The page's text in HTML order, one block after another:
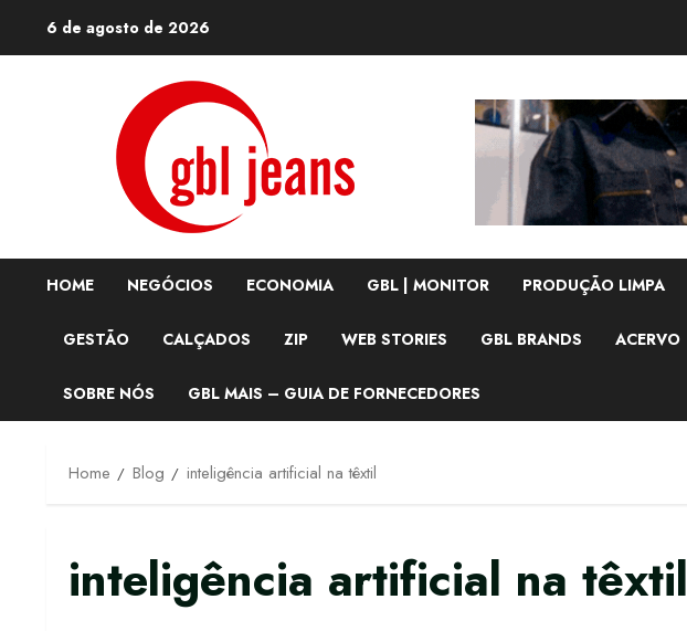
6 de agosto de 2026
HOME NEGÓCIOS ECONOMIA GBL | MONITOR PRODUÇÃO LIMPA
GESTÃO CALÇADOS ZIP WEB STORIES GBL BRANDS ACERVO
SOBRE NÓS GBL MAIS – GUIA DE FORNECEDORES
Home Blog inteligência artificial na têxtil
inteligência artificial na têxtil